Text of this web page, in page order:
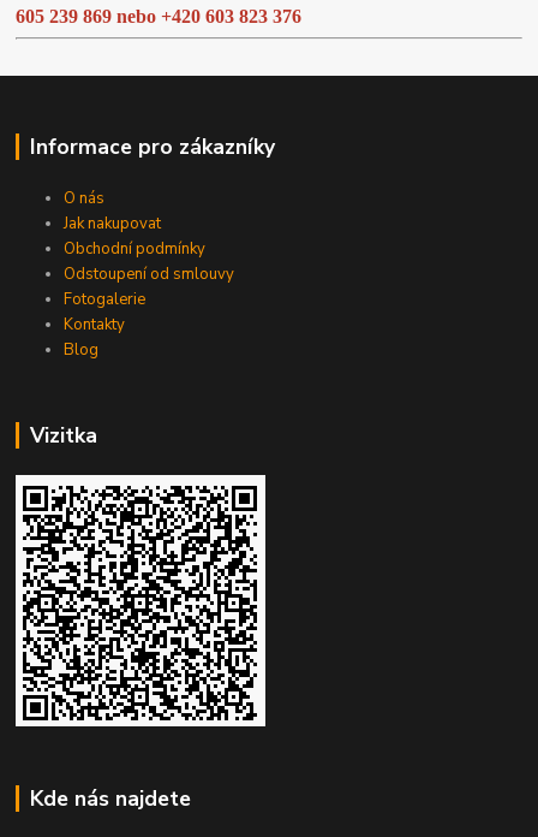
605 239 869 nebo+420 603 823 376
Informace pro zákazníky
O nás
Jak nakupovat
Obchodní podmínky
Odstoupení od smlouvy
Fotogalerie
Kontakty
Blog
Vizitka
Kde nás najdete